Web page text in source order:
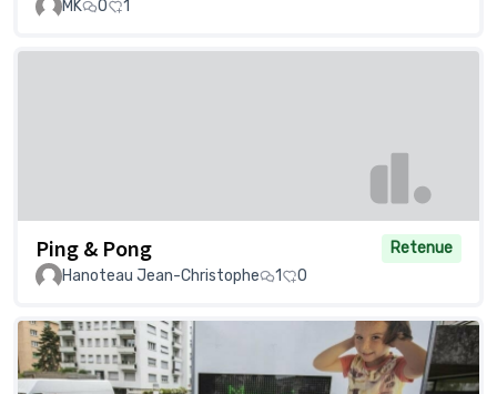
MK 0 1
Ping & Pong
Retenue
Hanoteau Jean-Christophe
1 0